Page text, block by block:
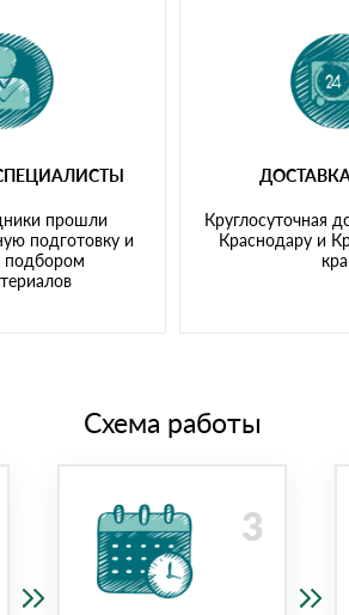
прошли
подготовку и
подбором
Круглосуточная
Краснодару и
Схема работы